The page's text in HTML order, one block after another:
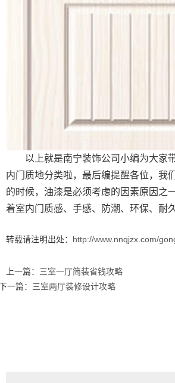
以上就是南宁装饰公司小编为大家
内门质地分类啦，最后编提醒各位，我
的时候，油漆是必须考虑的因素原因之
着室内门质感、手感、防潮、环保、耐
转载请注明出处： http://www.nnqjzx.com/
上一篇： 三室一厅简装省钱攻略
一篇： 三室两厅装修设计攻略